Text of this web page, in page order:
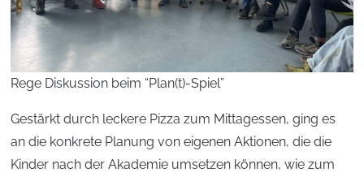
Rege Diskussion beim “Plan(t)-Spiel”
Gestärkt durch leckere Pizza zum Mittagessen, ging es
an die konkrete Planung von eigenen Aktionen, die die
Kinder nach der Akademie umsetzen können, wie zum